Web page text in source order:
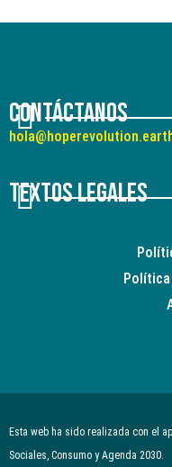
Contáctanos
Textos legales
Política
Esta web ha sido realizada con el
Sociales, Consumo y Agenda 2030.